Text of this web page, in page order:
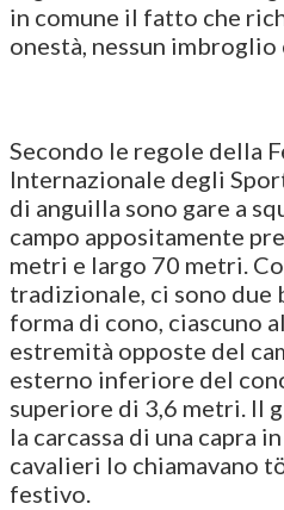
in comune il fatto che
onestà, nessun imbroglio
Secondo le regole della
Internazionale degli
di anguilla sono gare a
campo appositamente
metri e largo 70 metri.
tradizionale, ci sono due
forma di cono, ciascuno
estremità opposte del
esterno inferiore del
superiore di 3,6 metri. Il
la carcassa di una capra
cavalieri lo chiamavano
festivo.